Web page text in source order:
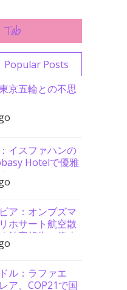
Popular Posts
京五輪との不思
イスファハンの
Hotelで優雅
ア：オンブズマ
ホサート航空散
被害報告と停止
ル：ラファエ
ア、COP21で国